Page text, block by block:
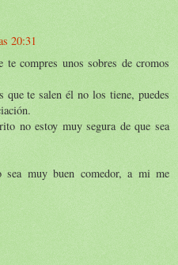
20:31
compres unos sobres de cromos
que te salen él no los tiene, puedes
no estoy muy segura de que sea
sea muy buen comedor, a mi me